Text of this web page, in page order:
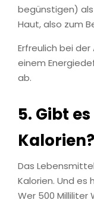
begünstigen)
Haut, also zum
Erfreulich bei
einem
ab.
5. Gibt
Kalorien?
Das
Kalorien. Und es
Wer 500